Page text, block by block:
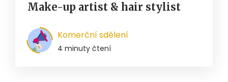
Make-up artist & hair stylist
Komerční sdělení
4 minuty čtení